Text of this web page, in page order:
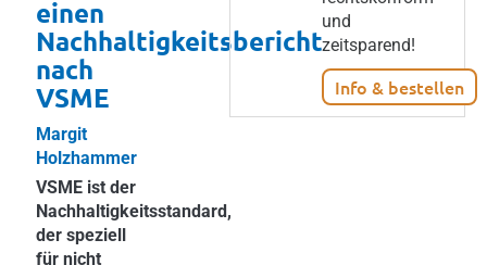
einen
Nachhaltigkeitsbericht
nach
VSME
Margit
Holzhammer
VSME ist der
Nachhaltigkeitsstandard,
der speziell
für nicht
und
zeitsparend!
Info & bestellen